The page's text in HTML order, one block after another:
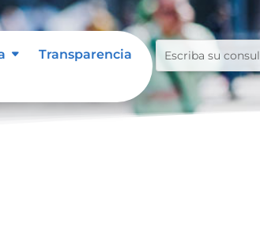
Transparencia